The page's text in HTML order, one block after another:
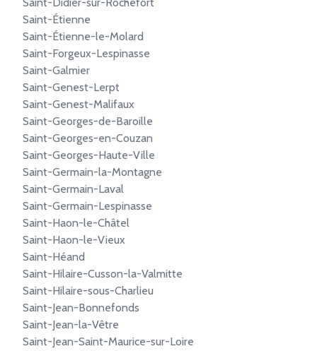
Saint-Étienne
Saint-Étienne-le-Molard
Saint-Forgeux-Lespinasse
Saint-Galmier
Saint-Genest-Lerpt
Saint-Genest-Malifaux
Saint-Georges-de-Baroille
Saint-Georges-en-Couzan
Saint-Georges-Haute-Ville
Saint-Germain-la-Montagne
Saint-Germain-Laval
Saint-Germain-Lespinasse
Saint-Haon-le-Châtel
Saint-Haon-le-Vieux
Saint-Héand
Saint-Hilaire-Cusson-la-Valmitte
Saint-Hilaire-sous-Charlieu
Saint-Jean-Bonnefonds
Saint-Jean-la-Vêtre
Saint-Jean-Saint-Maurice-sur-Loire